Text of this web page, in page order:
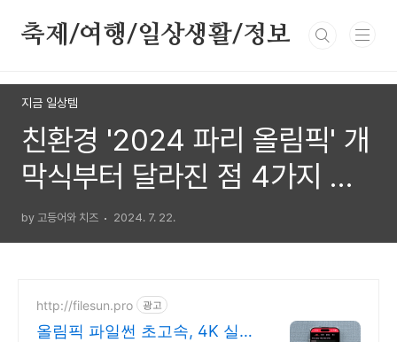
축제/여행/일상생활/정보
지금 일상템
친환경 '2024 파리 올림픽' 개
막식부터 달라진 점 4가지 이
모저모.
by 고등어와 치즈 2024. 7. 22.
http://filesun.pro 광고
올림픽 파일썬 초고속, 4K 실